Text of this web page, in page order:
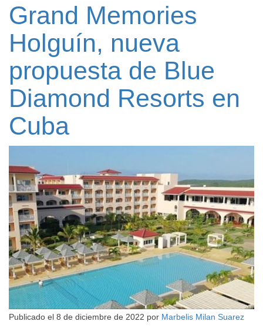
Grand Memories
Holguín, nueva
propuesta de Blue
Diamond Resorts en
Cuba
Publicado el 8 de diciembre de 2022 por Marbelis Milan Suarez